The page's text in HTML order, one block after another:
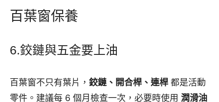
百葉窗保養
6.鉸鏈與五金要上油
百葉窗不只有葉片， 鉸鏈、開合桿、連桿 都是活動
零件。建議每 6 個月檢查一次，必要時使用 潤滑油